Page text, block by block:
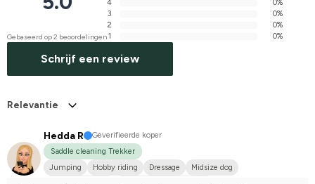
Gebaseerd op 2 beoordelingen
4
0%
3
0%
2
0%
1
0%
Schrijf een review
Relevantie
Hedda R
Geverifieerde koper
Saddle cleaning Trekker
Jumping
Hobby riding Dressage
Midsize dog